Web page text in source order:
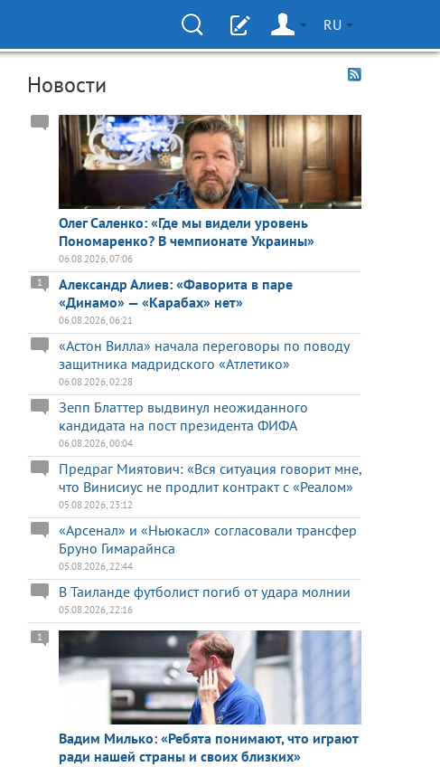
RU
Новости
Олег Саленко: «Где мы видели уровень
Пономаренко? В чемпионате Украины»
06.08.2026, 07:06
Александр Алиев: «Фаворита в паре
«Динамо» — «Карабах» нет»
1
06.08.2026, 06:21
«Астон Вилла» начала переговоры по поводу
защитника мадридского «Атлетико»
06.08.2026, 02:28
Зепп Блаттер выдвинул неожиданного
кандидата на пост президента ФИФА
06.08.2026, 00:04
Предраг Миятович: «Вся ситуация говорит мне,
что Винисиус не продлит контракт с «Реалом»
05.08.2026, 23:12
«Арсенал» и «Ньюкасл» согласовали трансфер
Бруно Гимарайнса
05.08.2026, 22:44
В Таиланде футболист погиб от удара молнии
05.08.2026, 22:16
Вадим Милько: «Ребята понимают, что играют
ради нашей страны и своих близких»
1